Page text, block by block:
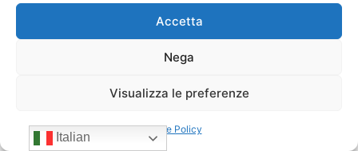
Accetta
Nega
Visualizza le preferenze
Cookie Policy
Presidente di CONFIDA per il
quadriennio 2026-2030
Italian